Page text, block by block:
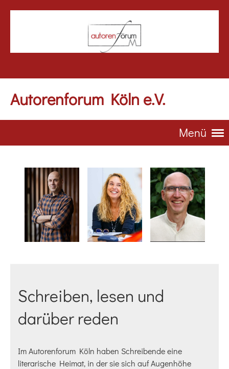
Autorenforum Köln e.V.
Menü
Schreiben, lesen und
darüber reden
Im Autorenforum Köln haben Schreibende eine
literarische Heimat, in der sie sich auf Augenhöhe